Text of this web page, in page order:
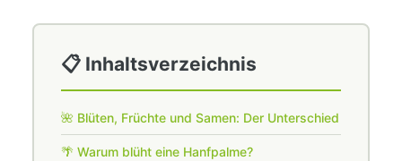
📋 Inhaltsverzeichnis
🌺 Blüten, Früchte und Samen: Der Unterschied
🌴 Warum blüht eine Hanfpalme?